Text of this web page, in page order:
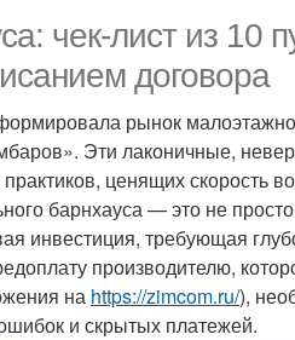
чек-лист из 10
договора
рынок
Эти лаконичные,
ценящих скорость
барнхауса — это не
инвестиция, требующая
производителю,
на https://zimcom.ru/),
и скрытых платежей.